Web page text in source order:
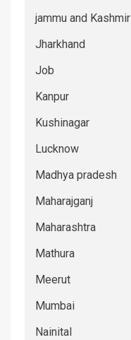
jammu and Kashmir
Jharkhand
Job
Kanpur
Kushinagar
Lucknow
Madhya pradesh
Maharajganj
Maharashtra
Mathura
Meerut
Mumbai
Nainital